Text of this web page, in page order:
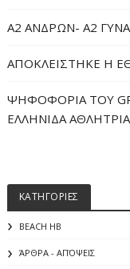
Α2 ΑΝΔΡΩΝ- Α2
ΑΠΟΚΛΕΙΣΤΗΚΕ Η
ΨΗΦΟΦΟΡΙΑ ΤΟΥ
ΕΛΛΗΝΙΔΑ
ΚΑΤΗΓΟΡΙΕΣ
BEACH HB
ΆΡΘΡΑ - ΑΠΌΨΕΙΣ